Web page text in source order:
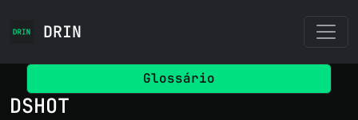
DRIN
Glossário
DSHOT